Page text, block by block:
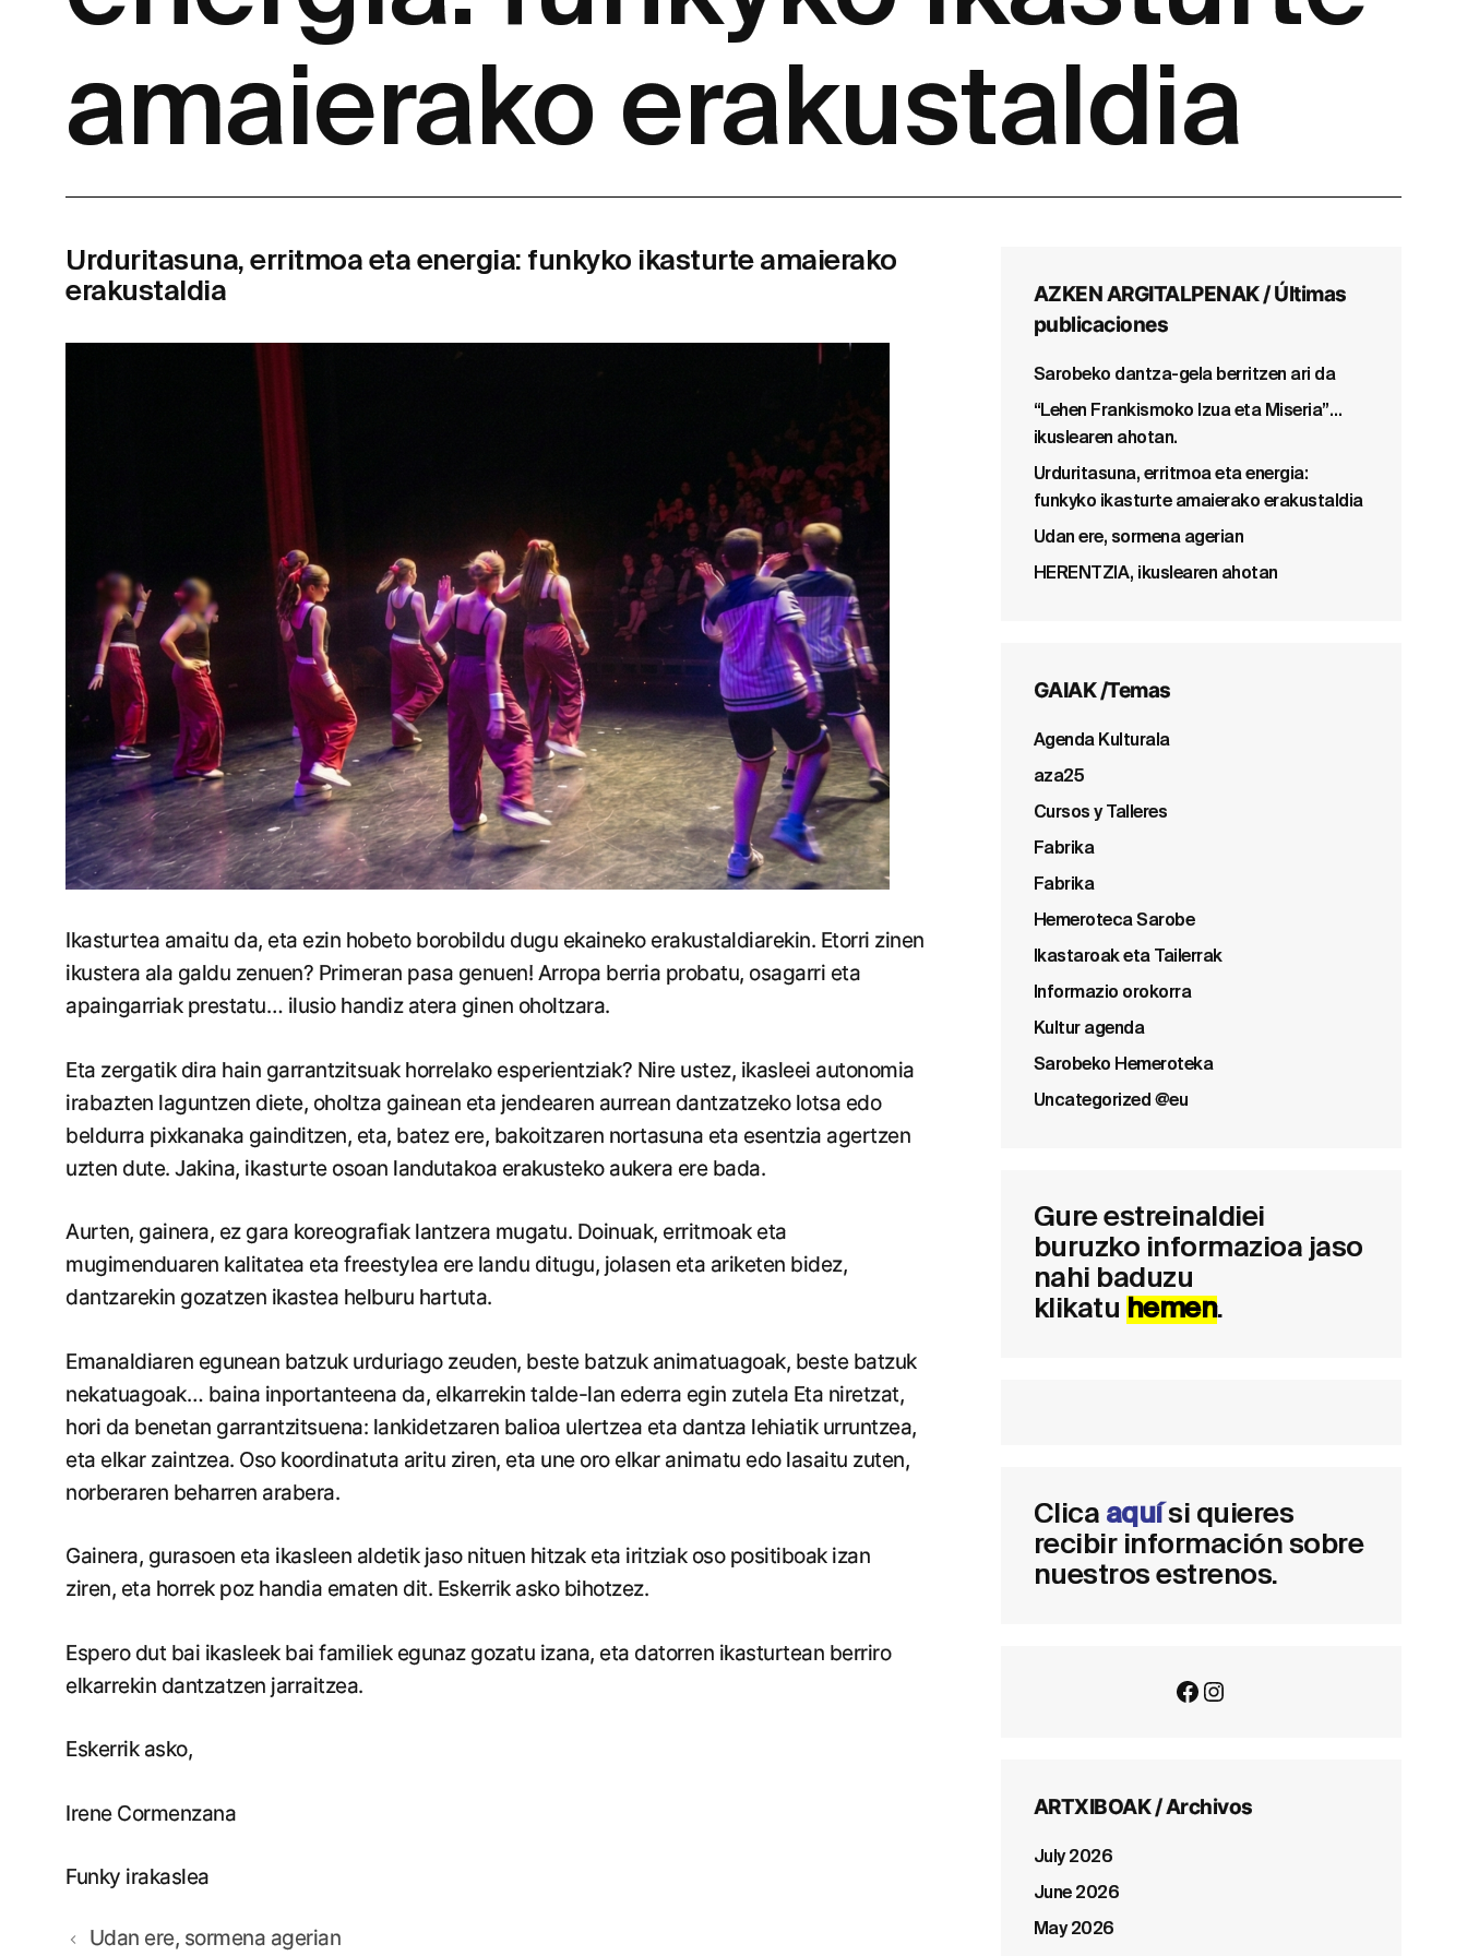
amaierako erakustaldia
Urduritasuna, erritmoa eta energia: funkyko ikasturte amaierako
erakustaldia
Ikasturtea amaitu da, eta ezin hobeto borobildu dugu ekaineko erakustaldiarekin. Etorri zinen
ikustera ala galdu zenuen? Primeran pasa genuen! Arropa berria probatu, osagarri eta
apaingarriak prestatu… ilusio handiz atera ginen oholtzara.
Eta zergatik dira hain garrantzitsuak horrelako esperientziak? Nire ustez, ikasleei autonomia
irabazten laguntzen diete, oholtza gainean eta jendearen aurrean dantzatzeko lotsa edo
beldurra pixkanaka gainditzen, eta, batez ere, bakoitzaren nortasuna eta esentzia agertzen
uzten dute. Jakina, ikasturte osoan landutakoa erakusteko aukera ere bada.
Aurten, gainera, ez gara koreografiak lantzera mugatu. Doinuak, erritmoak eta
mugimenduaren kalitatea eta freestylea ere landu ditugu, jolasen eta ariketen bidez,
dantzarekin gozatzen ikastea helburu hartuta.
Emanaldiaren egunean batzuk urduriago zeuden, beste batzuk animatuagoak, beste batzuk
nekatuagoak… baina inportanteena da, elkarrekin talde-lan ederra egin zutela Eta niretzat,
hori da benetan garrantzitsuena: lankidetzaren balioa ulertzea eta dantza lehiatik urruntzea,
eta elkar zaintzea. Oso koordinatuta aritu ziren, eta une oro elkar animatu edo lasaitu zuten,
norberaren beharren arabera.
Gainera, gurasoen eta ikasleen aldetik jaso nituen hitzak eta iritziak oso positiboak izan
ziren, eta horrek poz handia ematen dit. Eskerrik asko bihotzez.
Espero dut bai ikasleek bai familiek egunaz gozatu izana, eta datorren ikasturtean berriro
elkarrekin dantzatzen jarraitzea.
Eskerrik asko,
Irene Cormenzana
Funky irakaslea
Udan ere, sormena agerian
AZKEN ARGITALPENAK / Últimas
publicaciones
Sarobeko dantza-gela berritzen ari da
“Lehen Frankismoko Izua eta Miseria”…
ikuslearen ahotan.
Urduritasuna, erritmoa eta energia:
funkyko ikasturte amaierako erakustaldia
Udan ere, sormena agerian
HERENTZIA, ikuslearen ahotan
GAIAK /Temas
Agenda Kulturala
aza25
Cursos y Talleres
Fabrika
Fabrika
Hemeroteca Sarobe
Ikastaroak eta Tailerrak
Informazio orokorra
Kultur agenda
Sarobeko Hemeroteka
Uncategorized @eu
Gure estreinaldiei
buruzko informazioa jaso
nahi baduzu
klikatu hemen.
Clica aquísi quieres
recibir información sobre
nuestros estrenos.
Facebook
Instagram
ARTXIBOAK / Archivos
July 2026
June 2026
May 2026